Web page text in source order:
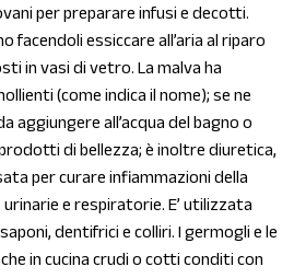
per preparare infusi e decotti.
facendoli essiccare all’aria al riparo
in vasi di vetro. La malva ha
(come indica il nome); se ne
aggiungere all’acqua del bagno o
di bellezza; è inoltre diuretica,
per curare infiammazioni della
urinarie e respiratorie. E’ utilizzata
saponi, dentifrici e colliri. I germogli e le
in cucina crudi o cotti conditi con